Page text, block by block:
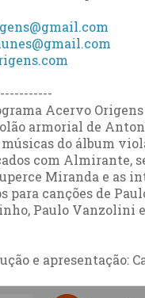
Acervo Origens
armorial de
do álbum
com Almirante,
Miranda e as
para canções de
Paulo Vanzolini
e apresentação: